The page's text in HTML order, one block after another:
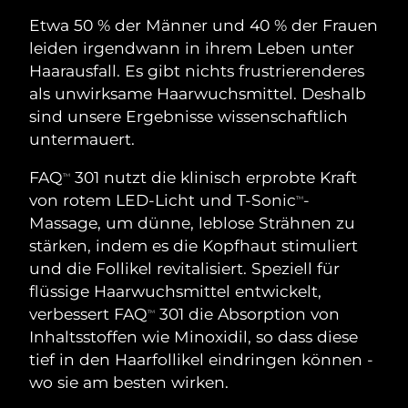
Etwa 50 % der Männer und 40 % der Frauen
leiden irgendwann in ihrem Leben unter
Haarausfall. Es gibt nichts frustrierenderes
als unwirksame Haarwuchsmittel. Deshalb
sind unsere Ergebnisse wissenschaftlich
untermauert.
FAQTM
301 nutzt die klinisch erprobte Kraft
von rotem LED-Licht und T-SonicTM-
Massage, um dünne, leblose Strähnen zu
stärken, indem es die Kopfhaut stimuliert
und die Follikel revitalisiert. Speziell für
flüssige Haarwuchsmittel entwickelt,
verbessert FAQTM
301 die Absorption von
Inhaltsstoffen wie Minoxidil, so dass diese
tief in den Haarfollikel eindringen können -
wo sie am besten wirken.
Gesichtsreinigung
LUNA™ 4 Set
LUNA™ 4 Plus
Massage, LED heating
LUNA™ 4 Men
For men, anti-aging massage
Gesichtsstraffung
BEAR™ 2 Set
BEAR™ 2 go
Microcurrent toning on-the-go
BEAR™ 2 eyes & lips
Microcurrent line smoothing device
Hydratisierung
UFO™ 3 Set
Deep facial hydration
UFO™ 3 LED
Near-infrared and red light therapy
device
Mundpflege
issa™ 4
Hybrid silicone sonic toothbrush
issa™ 4 plus
Smart hybrid silicone sonic toothbrush
FAQ™ ANTI-AGING-BEHANDLUNG
Anti-aging LED-Behandlungen
NEW
Österreich Erwartete Lieferung8/10/26
Bahrain Erwartete Lieferung8/11/26
Belgien
Bermuda Erwartete Lieferung8/16/26
Bosnien und
Herzegowina
Erwartete Lieferung 8/13/26
Brunei Darussalam Erwartete Lieferung
Bulgarien Erwartete Lieferung 8/10/26
Kanada Erwartete Lieferung8/14/26